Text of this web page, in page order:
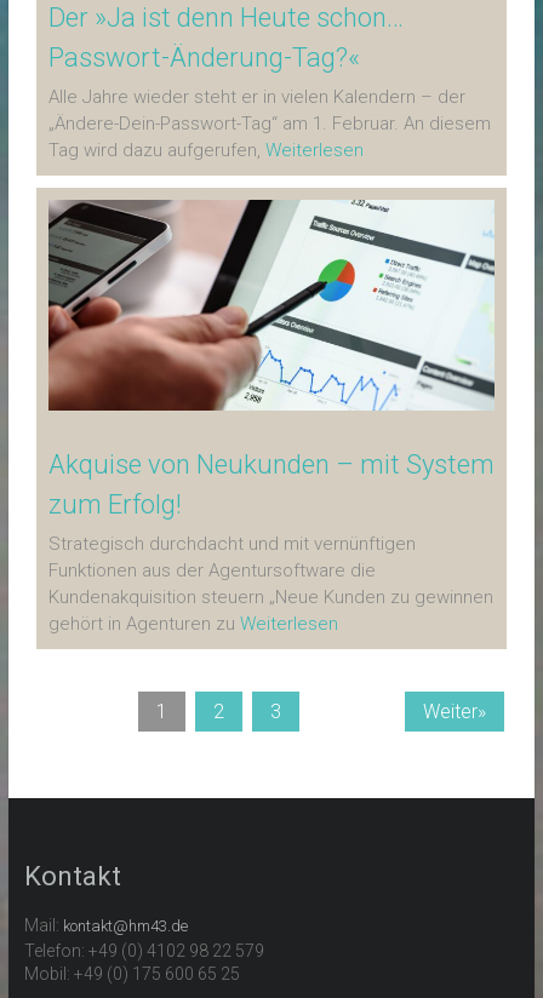
Der »Ja ist denn Heute schon…
Passwort-Änderung-Tag?«
Alle Jahre wieder steht er in vielen Kalendern – der
„Ändere-Dein-Passwort-Tag“ am 1. Februar. An diesem
Tag wird dazu aufgerufen, Weiterlesen
Akquise von Neukunden – mit System
zum Erfolg!
Strategisch durchdacht und mit vernünftigen
Funktionen aus der Agentursoftware die
Kundenakquisition steuern „Neue Kunden zu gewinnen
gehört in Agenturen zu Weiterlesen
1 2 3 Weiter»
Kontakt
Mail: kontakt@hm43.de
Telefon: +49 (0) 4102 98 22 579
Mobil: +49 (0) 175 600 65 25